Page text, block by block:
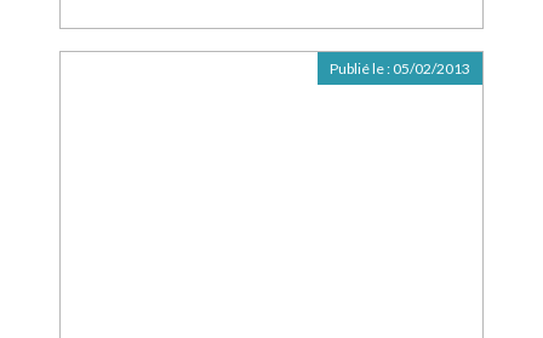
Publié le : 05/02/2013